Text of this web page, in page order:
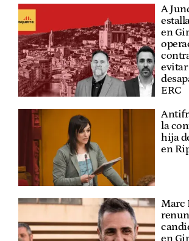
A
en
evitar
ERC
la
hija
en
Marc
en